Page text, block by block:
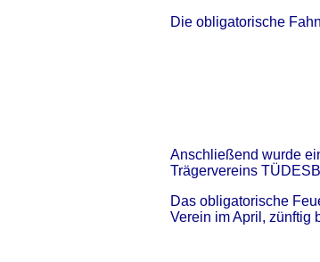
Die obligatorische
Anschließend wurde
Trägervereins
Das obligatorische
Verein im April, zünftig